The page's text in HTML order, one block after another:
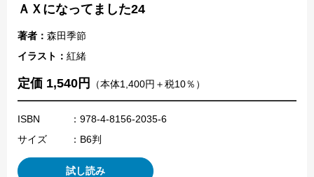
ＡＸになってました24
著者： 森田季節
イラスト： 紅緒
定価 1,540円 （本体1,400円＋税10％）
ISBN
：978-4-8156-2035-6
サイズ
：B6判
試し読み